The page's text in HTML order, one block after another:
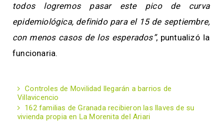
todos logremos pasar este pico de curva
epidemiológica, definido para el 15 de septiembre,
con menos casos de los esperados”, puntualizó la
funcionaria.
Controles de Movilidad llegarán a barrios de
Villavicencio
162 familias de Granada recibieron las llaves de su
vivienda propia en La Morenita del Ariari